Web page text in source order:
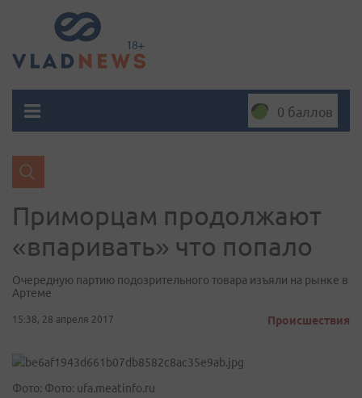
0 баллов
Приморцам продолжают
«впаривать» что попало
Очередную партию подозрительного товара изъяли на рынке в
Артеме
15:38, 28 апреля 2017 Происшествия
Фото: Фото: ufa.meatinfo.ru